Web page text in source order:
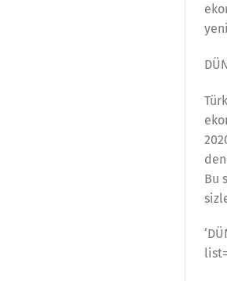
Bu